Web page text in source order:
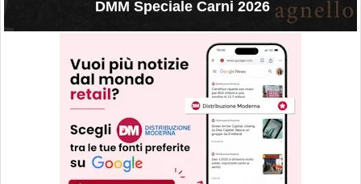
DMM Speciale Carni 2026